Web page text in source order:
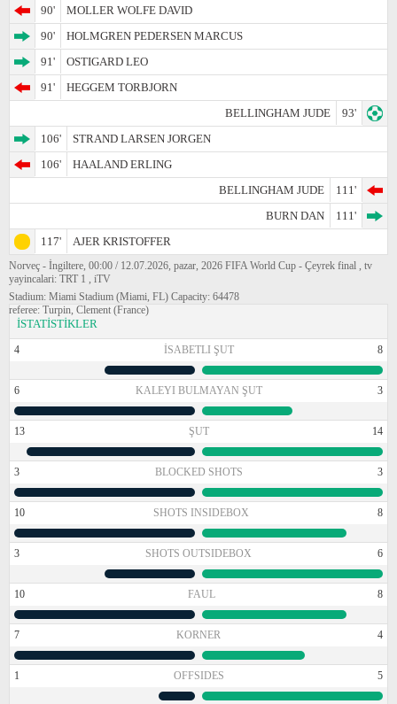
90'
MOLLER WOLFE DAVID
90'
HOLMGREN PEDERSEN MARCUS
91'
OSTIGARD LEO
91'
HEGGEM TORBJORN
BELLINGHAM JUDE
93'
106'
STRAND LARSEN JORGEN
106'
HAALAND ERLING
BELLINGHAM JUDE
111'
BURN DAN
111'
117'
AJER KRISTOFFER
Norveç - İngiltere, 00:00 / 12.07.2026, pazar, 2026 FIFA World Cup - Çeyrek final , tv
yayincalari: TRT 1 , iTV
Stadium: Miami Stadium (Miami, FL) Capacity: 64478
referee: Turpin, Clement (France)
İSTATİSTİKLER
4 İSABETLI ŞUT 8
6 KALEYI BULMAYAN ŞUT 3
13 ŞUT 14
3 BLOCKED SHOTS 3
10 SHOTS INSIDEBOX 8
3 SHOTS OUTSIDEBOX 6
10 FAUL 8
7 KORNER 4
1 OFFSIDES 5